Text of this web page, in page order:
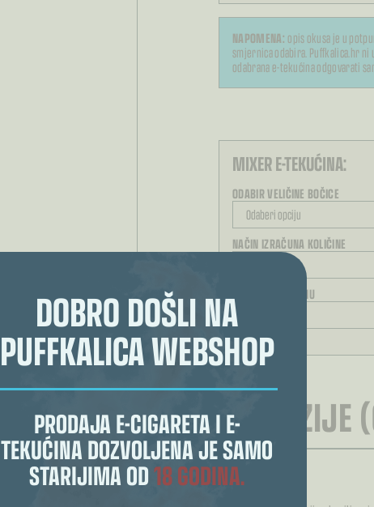
DOBRO DOŠLI NA
PUFFKALICA WEBSHOP
PRODAJA E-CIGARETA I E-
TEKUĆINA DOZVOLJENA JE SAMO
STARIJIMA OD18 GODINA.
NAPOMENA: opis okusa je u
smjernica odabira. Puffkalica.hr
odabrana e-tekućina odgovarati
MIXER E-TEKUĆINA:
ODABIR VELIČINE BOČICE
NAČIN IZRAČUNA KOLIČINE
ODABERITE JAČINU
REZULTAT ODABIRA
RECENZIJE
Još nema recenzija.